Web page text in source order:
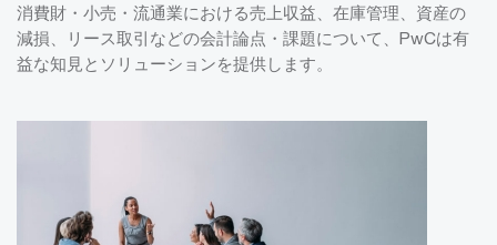
消費財・小売・流通業における売上収益、在庫管理、資産の
減損、リース取引などの会計論点・課題について、PwCは有
益な知見とソリューションを提供します。